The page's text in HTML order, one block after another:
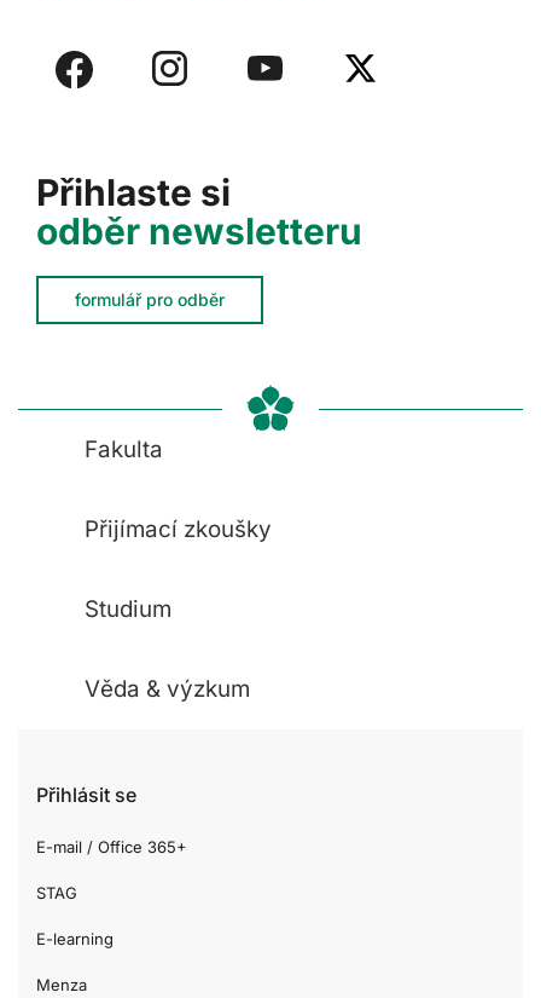
Přihlaste si
odběr newsletteru
formulář pro odběr
Fakulta
Přijímací zkoušky
Studium
Věda & výzkum
Přihlásit se
E-mail / Office 365+
STAG
E-learning
Menza